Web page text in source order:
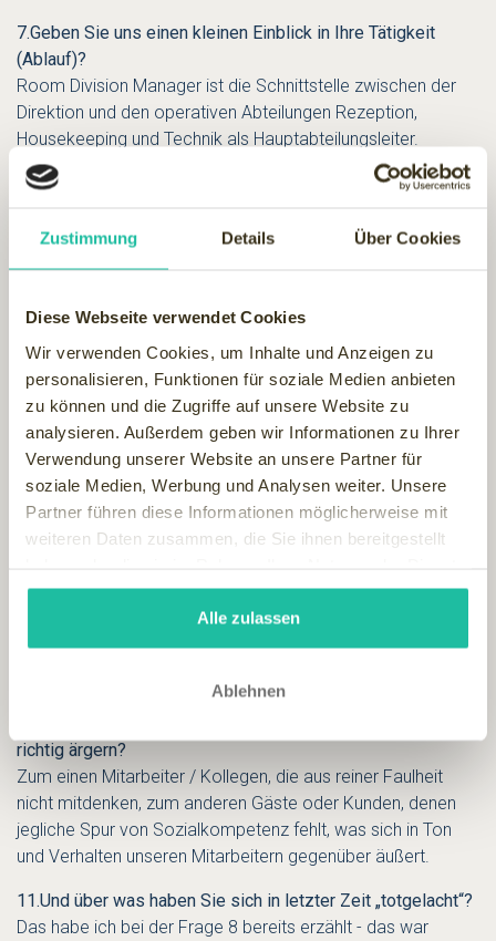
Zustimmung Details Über Cookies
Diese Webseite verwendet Cookies
Wir verwenden Cookies, um Inhalte und Anzeigen zu
personalisieren, Funktionen für soziale Medien anbieten
zu können und die Zugriffe auf unsere Website zu
analysieren. Außerdem geben wir Informationen zu Ihrer
Verwendung unserer Website an unsere Partner für
soziale Medien, Werbung und Analysen weiter. Unsere
Partner führen diese Informationen möglicherweise mit
weiteren Daten zusammen, die Sie ihnen bereitgestellt
gesammelt haben.
Alle zulassen
Ablehnen
7.Geben Sie uns einen kleinen Einblick in Ihre Tätigkeit
(Ablauf)?
Room Division Manager ist die Schnittstelle zwischen der
Direktion und den operativen Abteilungen Rezeption,
Housekeeping und Technik als Hauptabteilungsleiter.
Controlling der Kostenbereiche Beherbergung, sowie
Instandhaltung und Personalkosten. Also sehr
8.Welche lustige Anekdote aus Ihrem Berufs-Alltag können
Sehr spät am Abend kam ein Herr splitter-faser-nackt an die
Rezeption, nur spärlich bedeckt mit einem kleinen
Couchekissen, dass er sich in der Lobby "ausgeborgt" hatte.
Seine Geschichte war: er sei Schlafwandler und habe sich
versehentlich ausgesperrt. Am nächsten Morgen rief jedoch
eine Kollegin des Herrn bei der Rezeption an, und meinte sie
benötige die Zimmernummer des besagten Herren, da er
bei ihr im Zimmer etwas habe liegen lassen, was er sicher
benötige. ;o)
Das KlangLichtbad in der Solegrotte ist mein Lieblingsplatz -
das "auf dem Wasser schweben" ist ein irres Gefühl und
richtig ärgern?
Zum einen Mitarbeiter / Kollegen, die aus reiner Faulheit
nicht mitdenken, zum anderen Gäste oder Kunden, denen
jegliche Spur von Sozialkompetenz fehlt, was sich in Ton
und Verhalten unseren Mitarbeitern gegenüber äußert.
11.Und über was haben Sie sich in letzter Zeit „totgelacht“?
Das habe ich bei der Frage 8 bereits erzählt - das war